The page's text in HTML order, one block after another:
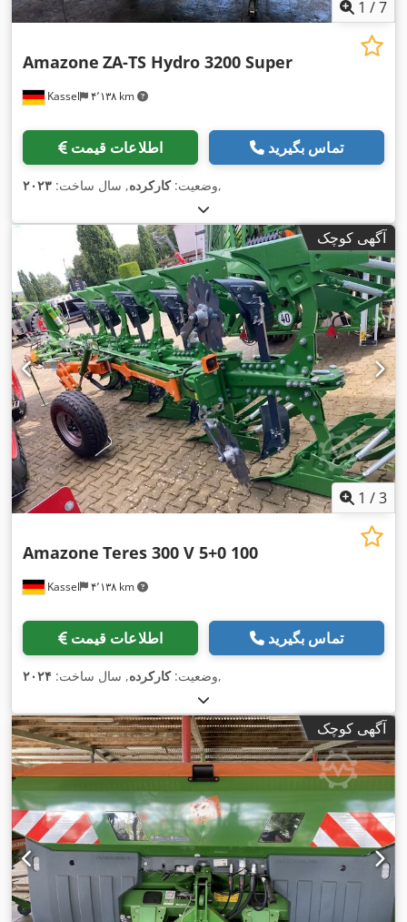
1 /7
Kassel ۴٬۱۳۸ km
Amazone ZA-TS Hydro 3200 Super
اطلاعات قیمت تماس بگیرید
وضعیت:کارکرده, سال ساخت: ۲۰۲۳ ,
آگهی کوچک
1 /3
Kassel ۴٬۱۳۸ km
Amazone Teres 300 V 5+0 100
اطلاعات قیمت تماس بگیرید
وضعیت:کارکرده, سال ساخت: ۲۰۲۴ ,
آگهی کوچک